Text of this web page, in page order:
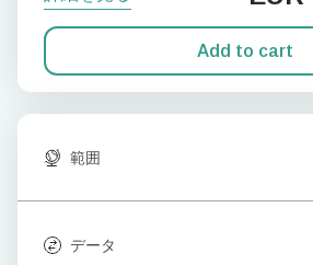
Add to cart
範囲
データ